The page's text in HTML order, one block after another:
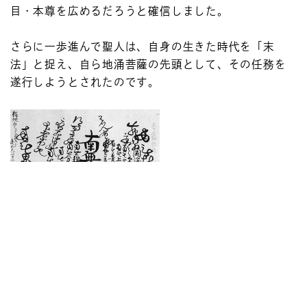
目・本尊を広めるだろうと確信しました。
さらに一歩進んで聖人は、自身の生きた時代を「末
法」と捉え、自ら地涌菩薩の先頭として、その任務を
遂行しようとされたのです。